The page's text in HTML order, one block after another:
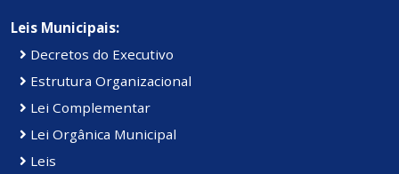
Leis Municipais:
Decretos do Executivo
Estrutura Organizacional
Lei Complementar
Lei Orgânica Municipal
Leis